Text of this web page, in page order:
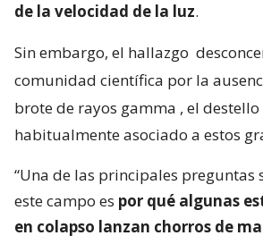
de la velocidad de la luz.
Sin embargo, el hallazgo
comunidad científica por la
brote de rayos gamma , el
habitualmente asociado a estos
“Una de las principales preguntas
este campo es por qué algunas
en colapso lanzan chorros de